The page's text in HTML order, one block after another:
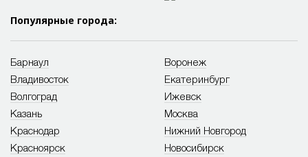
Популярные города:
Барнаул
Владивосток
Волгоград
Воронеж
Екатеринбург
Ижевск
Казань
Краснодар
Красноярск
Москва
Нижний Новгород
Новосибирск